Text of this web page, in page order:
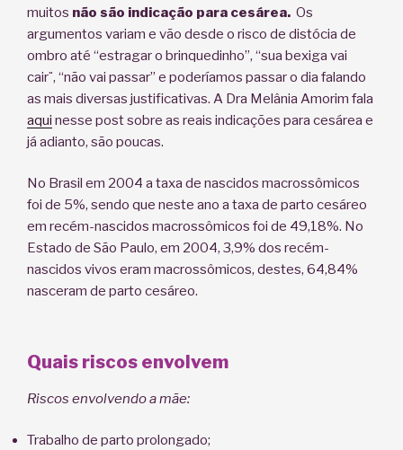
muitos não são indicação para cesárea. Os
argumentos variam e vão desde o risco de distócia de
ombro até “estragar o brinquedinho”, “sua bexiga vai
cair¨, “não vai passar” e poderíamos passar o dia falando
as mais diversas justificativas. A Dra Melânia Amorim fala
aqui nesse post sobre as reais indicações para cesárea e
já adianto, são poucas.
No Brasil em 2004 a taxa de nascidos macrossômicos
foi de 5%, sendo que neste ano a taxa de parto cesáreo
em recém-nascidos macrossômicos foi de 49,18%. No
Estado de São Paulo, em 2004, 3,9% dos recém-
nascidos vivos eram macrossômicos, destes, 64,84%
nasceram de parto cesáreo.
Quais riscos envolvem
Riscos envolvendo a mãe:
Trabalho de parto prolongado;